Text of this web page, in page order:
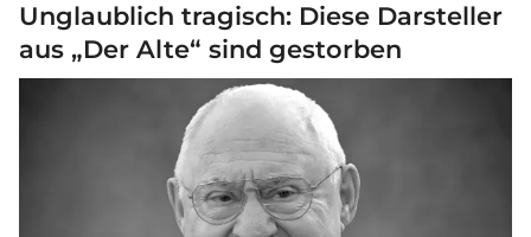
Unglaublich tragisch: Diese Darsteller
aus „Der Alte“ sind gestorben